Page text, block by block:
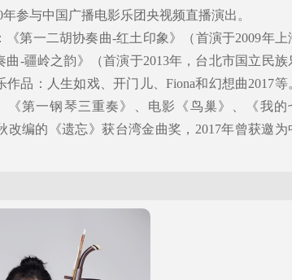
参与中国广播电影乐团央视频直播演出。
第一二胡协奏曲-红土印象》（首演于2009年上
-疆岭之韵》（首演于2013年，台北市国立民族
品：人生如戏、开门儿、Fiona和幻想曲2017等
第一钢琴三重奏》、电影《鸟巢》、《我的
改编的《遗忘》获台湾金曲奖，2017年曾获邀为